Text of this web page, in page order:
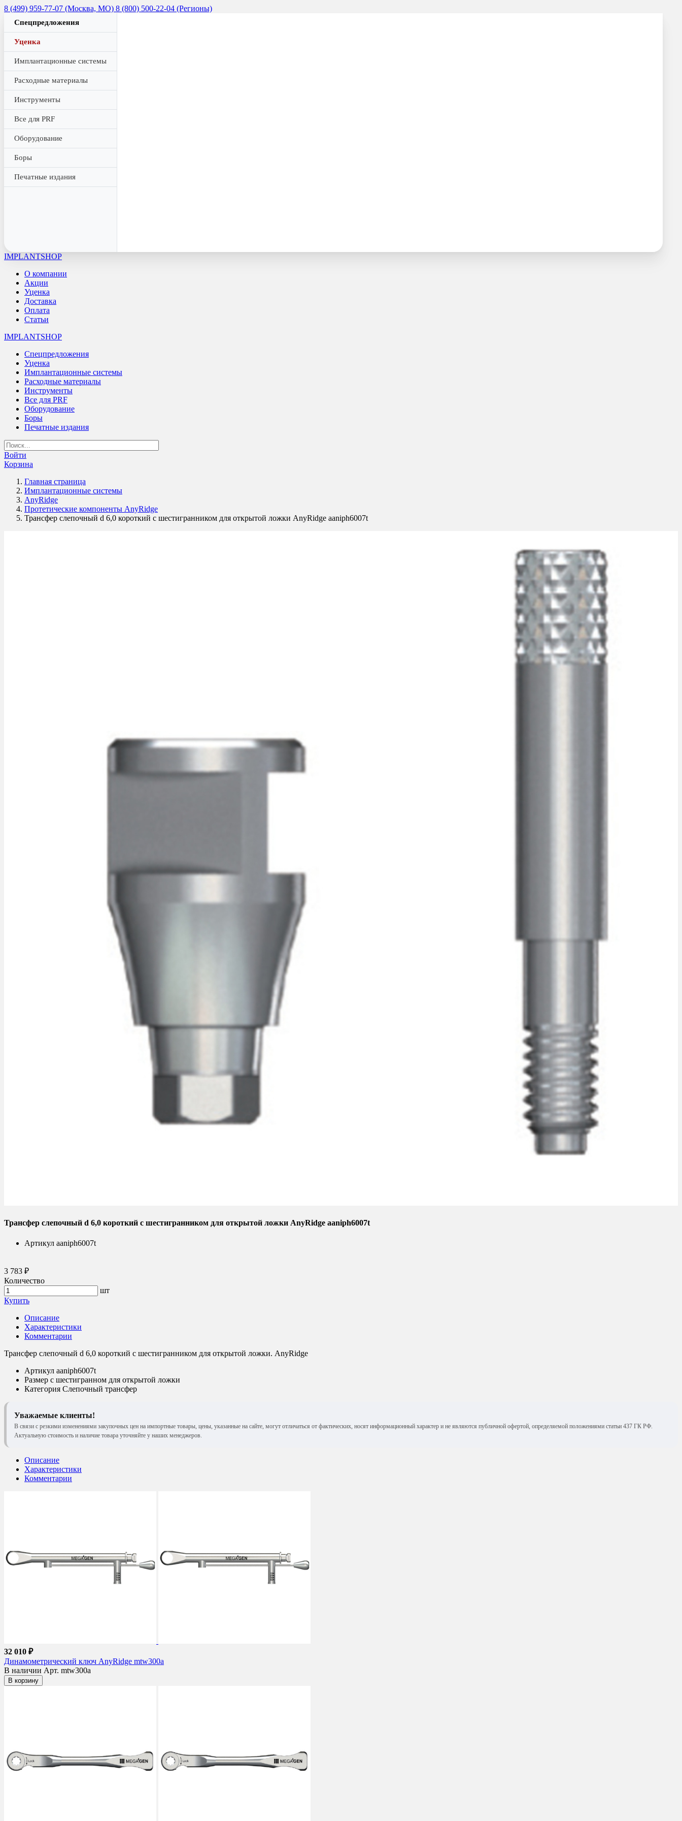
8 (499) 959-77-07 (Москва, МО) 8 (800) 500-22-04 (Регионы)
Спецпредложения
Уценка
Имплантационные системы
Расходные материалы
Инструменты
Все для PRF
Оборудование
Боры
Печатные издания
IMPLANTSHOP
О компании
Акции
Уценка
Доставка
Оплата
Статьи
IMPLANTSHOP
Спецпредложения
Уценка
Имплантационные системы
Расходные материалы
Инструменты
Все для PRF
Оборудование
Боры
Печатные издания
Войти
Корзина
Главная страница
Имплантационные системы
AnyRidge
Протетические компоненты AnyRidge
Трансфер слепочный d 6,0 короткий с шестигранником для открытой ложки AnyRidge aaniph6007t
Трансфер слепочный d 6,0 короткий с шестигранником для открытой ложки AnyRidge aaniph6007t
Артикул aaniph6007t
3 783 ₽
Количество
шт
Купить
Описание
Характеристики
Комментарии
Трансфер слепочный d 6,0 короткий с шестигранником для открытой ложки. AnyRidge
Артикул aaniph6007t
Размер с шестигранном для открытой ложки
Категория Слепочный трансфер
Уважаемые клиенты!
В связи с резкими изменениями закупочных цен на импортные товары, цены, указанные на сайте, могут отличаться от фактических, носят информационный характер и не являются публичной офертой, определяемой положениями статьи 437 ГК РФ.
Актуальную стоимость и наличие товара уточняйте у наших менеджеров.
Описание
Характеристики
Комментарии
32 010 ₽
Динамометрический ключ AnyRidge mtw300a
В наличии Арт. mtw300a
В корзину